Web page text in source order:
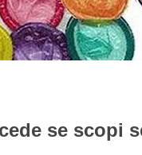
se scopi